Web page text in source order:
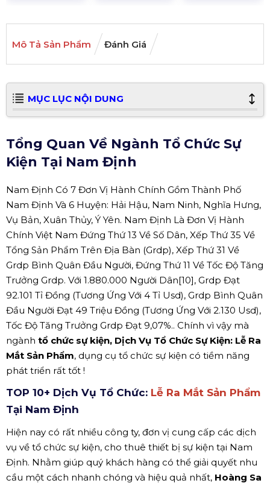
Mô Tả Sản Phẩm Đánh Giá
MỤC LỤC NỘI DUNG
Tổng Quan Về Ngành Tổ Chức Sự
Kiện Tại Nam Định
Nam Định Có 7 Đơn Vị Hành Chính Gồm Thành Phố
Nam Định Và 6 Huyện: Hải Hậu, Nam Ninh, Nghĩa Hưng,
Vụ Bản, Xuân Thủy, Ý Yên. Nam Định Là Đơn Vị Hành
Chính Việt Nam Đứng Thứ 13 Về Số Dân, Xếp Thứ 35 Về
Tổng Sản Phẩm Trên Địa Bàn (Grdp), Xếp Thứ 31 Về
Grdp Bình Quân Đầu Người, Đứng Thứ 11 Về Tốc Độ Tăng
Trưởng Grdp. Với 1.880.000 Người Dân[10], Grdp Đạt
92.101 Tỉ Đồng (Tương Ứng Với 4 Tỉ Usd), Grdp Bình Quân
Đầu Người Đạt 49 Triệu Đồng (Tương Ứng Với 2.130 Usd),
Tốc Độ Tăng Trưởng Grdp Đạt 9,07%.. Chính vì vậy mà
ngành tổ chức sự kiện, Dịch Vụ Tổ Chức Sự Kiện: Lễ Ra
Mắt Sản Phẩm, dụng cụ tổ chức sự kiện có tiềm năng
phát triển rất tốt !
TOP 10+ Dịch Vụ Tổ Chức: Lễ Ra Mắt Sản Phẩm
Tại Nam Định
Hiện nay có rất nhiều công ty, đơn vị cung cấp các dịch
vụ về tổ chức sự kiện, cho thuê thiết bị sự kiện tại Nam
Định. Nhằm giúp quý khách hàng có thể giải quyết nhu
cầu một cách nhanh chóng và hiệu quả nhất, Hoàng Sa